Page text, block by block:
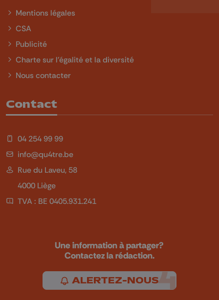
Mentions légales
CSA
Publicité
Charte sur l'égalité et la diversité
Nous contacter
Contact
04 254 99 99
info@qu4tre.be
Rue du Laveu, 58
4000 Liège
TVA : BE 0405.931.241
Une information à partager?
Contactez la rédaction.
ALERTEZ-NOUS